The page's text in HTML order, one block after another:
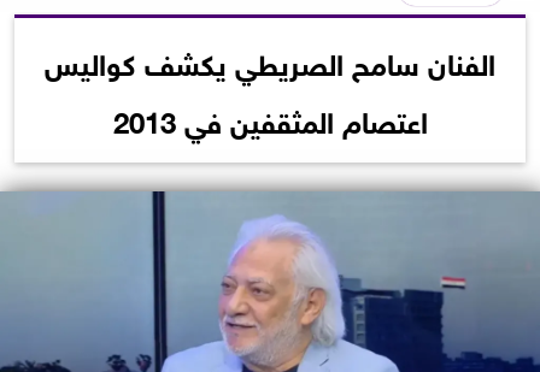
الفنان سامح الصريطي يكشف كواليس
اعتصام المثقفين في 2013